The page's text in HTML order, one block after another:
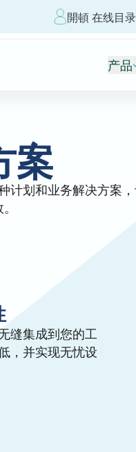
開頓 在线目录
产品
案
划和业务解决方案
缝集成到您的工
，并实现无忧设